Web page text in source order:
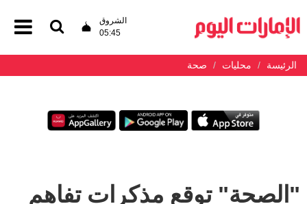
الشروق
05:45
الرئيسة محليات صحة
"الصحة" توقع مذكرات تفاهم